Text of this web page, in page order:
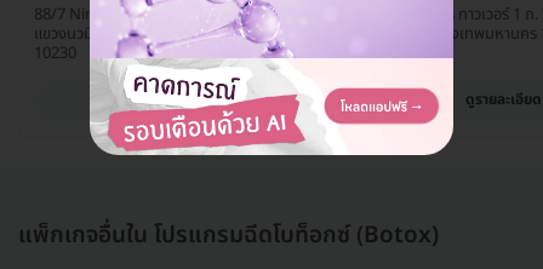
88/7 Nirvana@WORK ถ. ประเสิร์ฐมนูญกิจ
แขวงนวมินทร์ เขตบึงกุ่ม กรุงเทพมหานคร
10230
ดูรายละเอียด
130-132 สินธร ทาวเวอร์ 1
เขตปทุมวัน กรุงเทพมหานค
ดูรายละเอียด
แพ็กเกจอื่นใน โปรแกรมฉีดโบท็อกซ์ (Botox)